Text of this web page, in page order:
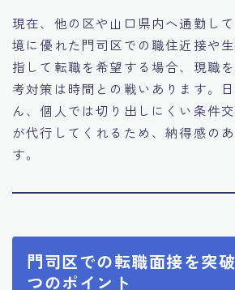
現在、他の区や山口県内へ通勤し
境に優れた門司区での職住近接や
指して転職を希望する場合、現職
考対策は時間との戦いあります。
ん、個人では切り出しにくい条件
が代行してくれるため、納得感の
す。
門司区での転職面接を突
つのポイント